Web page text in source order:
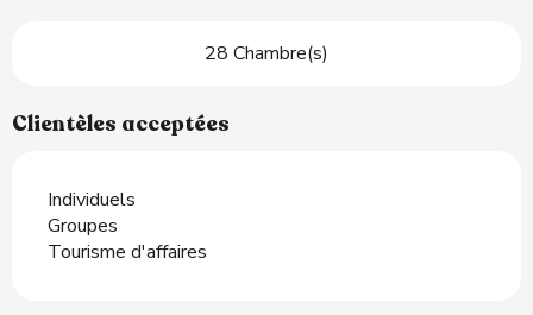
28 Chambre(s)
Clientèles acceptées
Individuels
Groupes
Tourisme d'affaires